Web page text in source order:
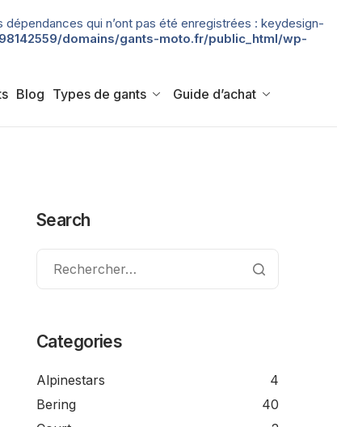
qui n’ont pas été enregistrées : keydesign-
domains/gants-moto.fr/public_html/wp-
Blog Types de gants Guide d’achat
Search
Categories
Alpinestars
4
Bering
40